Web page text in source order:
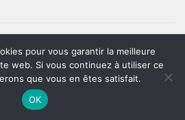
pour vous garantir la meilleure
web. Si vous continuez à utiliser ce
que vous en êtes satisfait.
OK